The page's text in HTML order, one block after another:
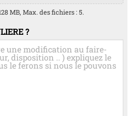
MB, Max. des fichiers : 5.
?